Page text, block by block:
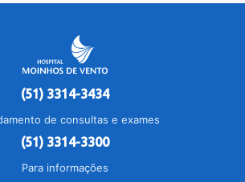
(51) 3314-3434
de consultas e exames
(51) 3314-3300
Para informações